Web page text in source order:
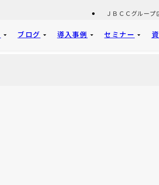
ＪＢＣＣグループ
ブログ 導入事例 セミナー